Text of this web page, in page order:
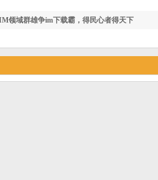
领域群雄争im下载霸，得民心者得天下